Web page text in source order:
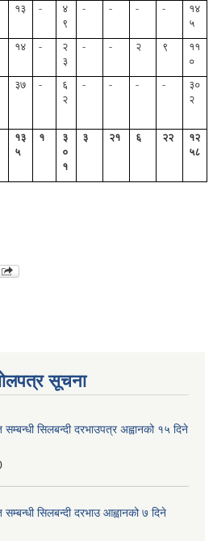
१३ -
४
९
- - - -
१४
५
१४ -
२
३
- - २ ९
११
०
३७ -
६
२
- - - -
३०
२
१३
५
१
३
०
१
३ २१ ६ २२
१२
५८
सूचना
सम्बन्धी सिलबन्दी दरभाउपत्र अह्वानको १५ दिने
सम्बन्धी सिलबन्दी दरभाउ आह्वानको ७ दिने